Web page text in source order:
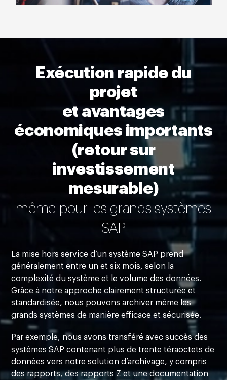
Exécution rapide du
projet
et avantages
économiques importants
(retour sur
investissement
mesurable)
même pour les grands systèmes
SAP
La mise hors service d’un système SAP prend
généralement entre un et six mois, selon la
complexité du système et le volume des données.
Grâce à notre approche clairement structurée et
standardisée, nous pouvons archiver même les
grands systèmes de manière efficace et sécurisée.
Par exemple, nous avons transféré avec succès des
systèmes SAP contenant plus de trente téraoctets de
données vers notre solution d’archivage, y compris
des rapports, des rapports Z et une documentation